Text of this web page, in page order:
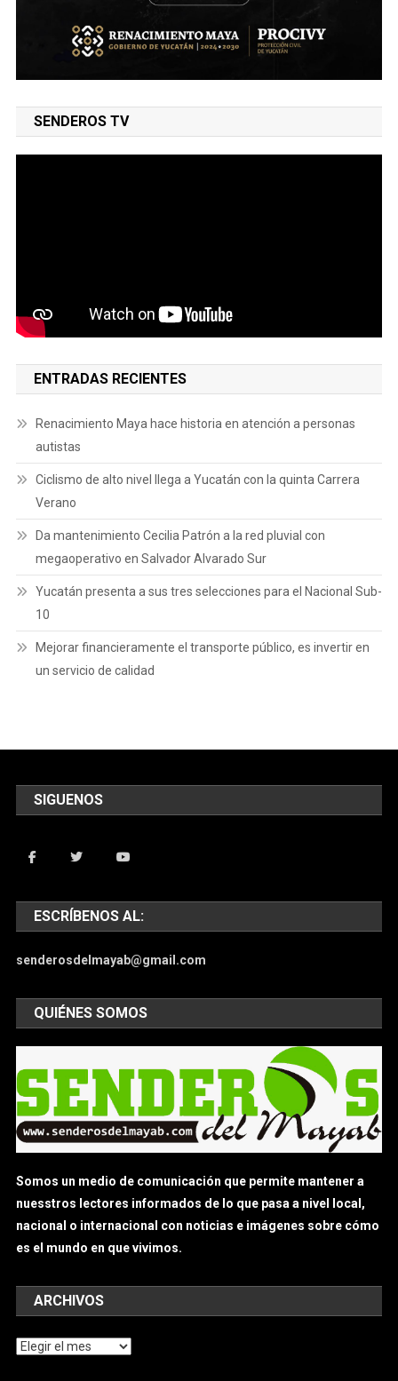
SENDEROS TV
ENTRADAS RECIENTES
Renacimiento Maya hace historia en atención a personas
autistas
Ciclismo de alto nivel llega a Yucatán con la quinta Carrera
Verano
Da mantenimiento Cecilia Patrón a la red pluvial con
megaoperativo en Salvador Alvarado Sur
Yucatán presenta a sus tres selecciones para el Nacional Sub-
10
Mejorar financieramente el transporte público, es invertir en
un servicio de calidad
SIGUENOS
ESCRÍBENOS AL:
senderosdelmayab@gmail.com
QUIÉNES SOMOS
Somos un medio de comunicación que permite mantener a
nuesstros lectores informados de lo que pasa a nivel local,
nacional o internacional con noticias e imágenes sobre cómo
es el mundo en que vivimos.
ARCHIVOS
Archivos